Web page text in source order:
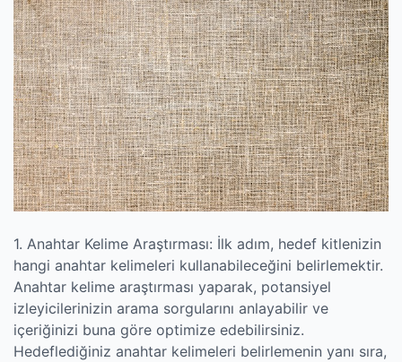
1. Anahtar Kelime Araştırması: İlk adım, hedef kitlenizin
hangi anahtar kelimeleri kullanabileceğini belirlemektir.
Anahtar kelime araştırması yaparak, potansiyel
izleyicilerinizin arama sorgularını anlayabilir ve
içeriğinizi buna göre optimize edebilirsiniz.
Hedeflediğiniz anahtar kelimeleri belirlemenin yanı sıra,